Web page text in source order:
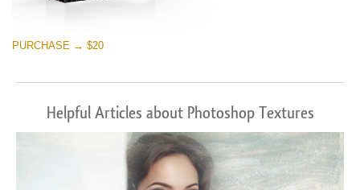
PURCHASE → $20
Helpful Articles about Photoshop Textures